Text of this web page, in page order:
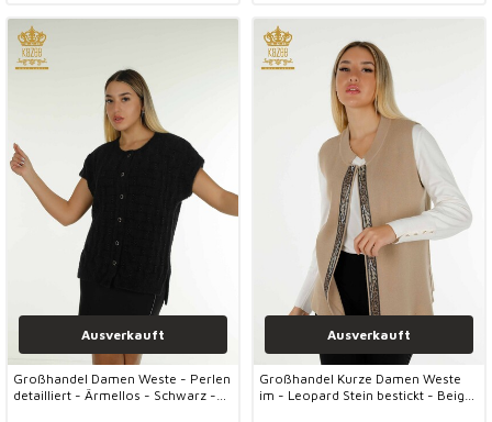
Ausverkauft
Großhandel Damen Weste - Perlen
detailliert - Ärmellos - Schwarz -
Ausverkauft
Großhandel Kurze Damen Weste
im - Leopard Stein bestickt - Beige